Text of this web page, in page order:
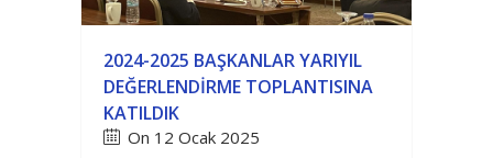
2024-2025 BAŞKANLAR YARIYIL
DEĞERLENDIRME TOPLANTISINA
KATILDIK
On 12 Ocak 2025